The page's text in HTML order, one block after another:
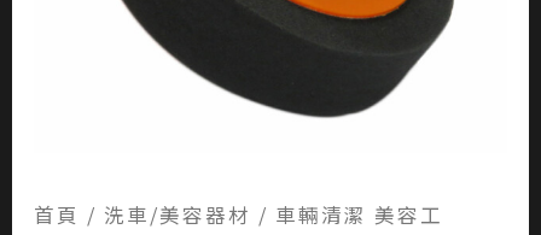
首頁 / 洗車/美容器材 / 車輛清潔 美容工